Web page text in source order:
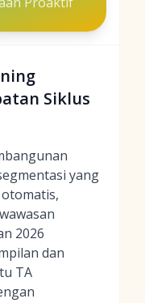
Siklus
yang
2026
dan
TA